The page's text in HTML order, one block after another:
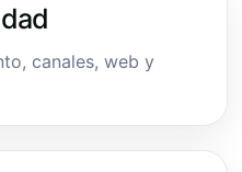
canales, web y